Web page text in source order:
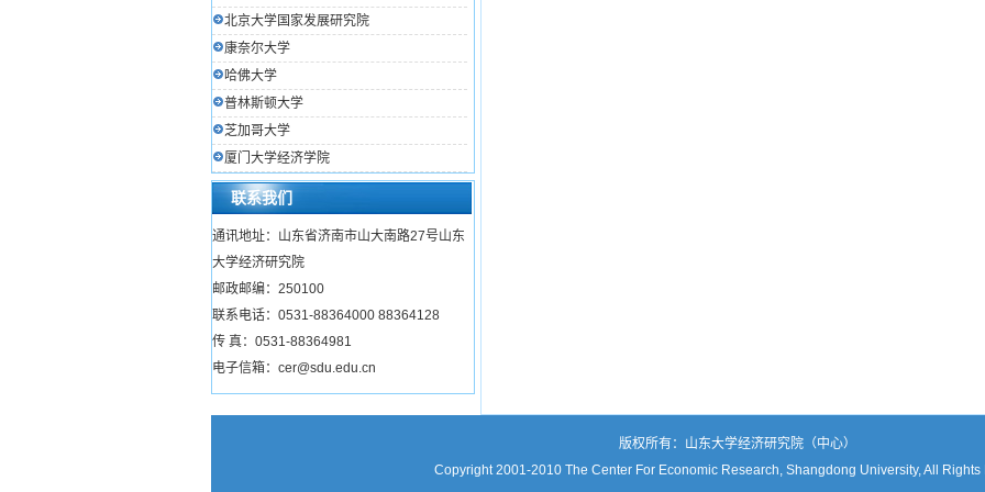
北京大学国家发展研究院
康奈尔大学
哈佛大学
普林斯顿大学
芝加哥大学
厦门大学经济学院
联系我们
通讯地址：山东省济南市山大南路27号山东
大学经济研究院
邮政邮编：250100
联系电话：0531-88364000 88364128
传 真：0531-88364981
电子信箱：cer@sdu.edu.cn
版权所有：山东大学经济研究院（中心）
Copyright 2001-2010 The Center For Economic Research, Shangdong University, All Rights